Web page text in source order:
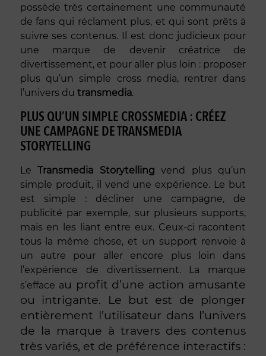
possède très certainement une communauté
de fans qui réclament plus, et qui sont prêts à
suivre ses contenus. Il est donc judicieux pour
une marque de devenir créatrice de
divertissement, et pour aller plus loin : proposer
plus qu’un simple cross media, rentrer dans
l’univers du transmedia.
PLUS QU’UN SIMPLE CROSSMEDIA : CRÉEZ
UNE CAMPAGNE DE TRANSMEDIA
STORYTELLING
LeTransmedia Storytelling vend plus qu’un
simple produit, il vend une expérience. Le but
est simple : décliner une campagne, de
publicité par exemple, sur plusieurs supports,
mais en les liant entre eux. Ceux-ci racontent
tous la même chose, et un support renvoie à
un autre pour aller encore plus loin dans
l’expérience de divertissement. La marque
s’efface au profit d’une action amusante
ou intrigante. Le but est de plonger
entièrement l’utilisateur dans l’univers
de la marque à travers des contenus
très variés, et de préférence interactifs :